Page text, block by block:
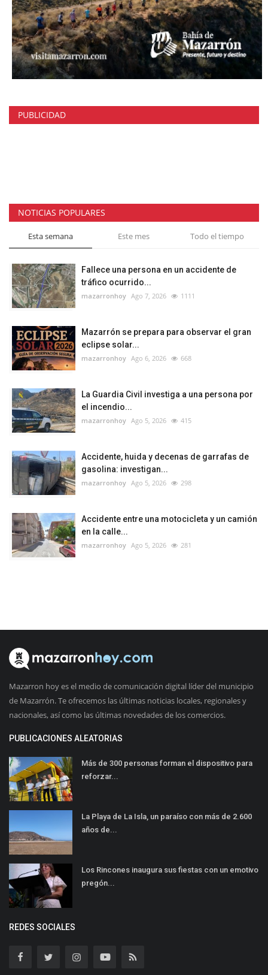
PUBLICIDAD
NOTICIAS POPULARES
Esta semana Este mes Todo el tiempo
Fallece una persona en un accidente de
tráfico ocurrido...
mazarronhoy Ago 7, 2026 1111
Mazarrón se prepara para observar el gran
eclipse solar...
mazarronhoy Ago 6, 2026 668
La Guardia Civil investiga a una persona por
el incendio...
mazarronhoy Ago 5, 2026 415
Accidente, huida y decenas de garrafas de
gasolina: investigan...
mazarronhoy Ago 5, 2026 298
Accidente entre una motocicleta y un camión
en la calle...
mazarronhoy Ago 5, 2026 281
Mazarron hoy es el medio de comunicación digital líder del municipio
de Mazarrón. Te ofrecemos las últimas noticias locales, regionales y
nacionales, así como las últimas novedades de los comercios.
PUBLICACIONES ALEATORIAS
Más de 300 personas forman el dispositivo para
reforzar...
La Playa de La Isla, un paraíso con más de 2.600
años de...
Los Rincones inaugura sus fiestas con un emotivo
pregón...
REDES SOCIALES